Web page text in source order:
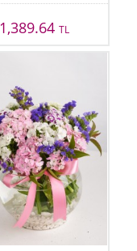
1,389.64 TL